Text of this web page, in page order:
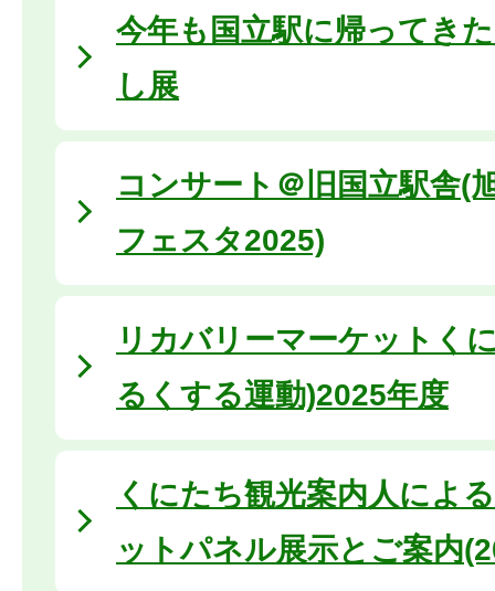
今年も国立駅に帰ってき
し展
コンサート＠旧国立駅舎(
フェスタ2025)
リカバリーマーケットく
るくする運動)2025年度
くにたち観光案内人によ
ットパネル展示とご案内